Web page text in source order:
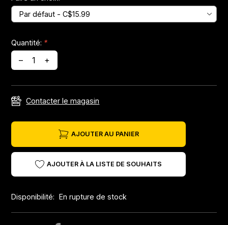
Quantité: *
– +
Contacter le magasin
AJOUTER AU PANIER
AJOUTER À LA LISTE DE SOUHAITS
Disponibilité: En rupture de stock
Jeux de direction
Fourches